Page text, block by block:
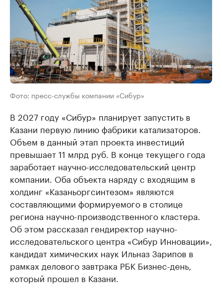
Фото: пресс-службы компании «Сибур»
В 2027 году «Сибур» планирует запустить в
Казани первую линию фабрики катализаторов.
Объем в данный этап проекта инвестиций
превышает 11 млрд руб. В конце текущего года
заработает научно-исследовательский центр
компании. Оба объекта наряду с входящим в
холдинг «Казаньоргсинтезом» являются
составляющими формируемого в столице
региона научно-производственного кластера.
Об этом рассказал гендиректор научно-
исследовательского центра «Сибур Инновации»,
кандидат химических наук Ильназ Зарипов в
рамках делового завтрака РБК Бизнес-день,
который прошел в Казани.